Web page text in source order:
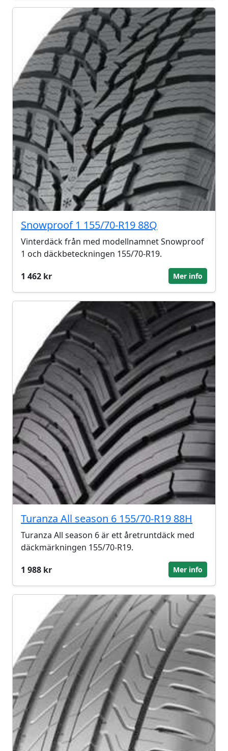
Snowproof 1 155/70-R19 88Q
Vinterdäck från med modellnamnet Snowproof
1 och däckbeteckningen 155/70-R19.
1 462 kr
Mer info
Turanza All season 6 155/70-R19 88H
Turanza All season 6 är ett åretruntdäck med
däckmärkningen 155/70-R19.
1 988 kr
Mer info